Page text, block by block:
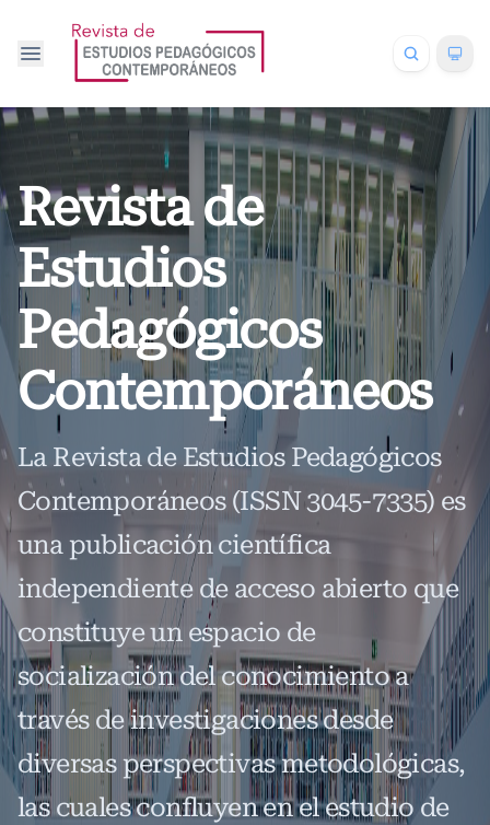
Revista de
Estudios
Pedagógicos
Contemporáneos
La Revista de Estudios Pedagógicos
Contemporáneos (ISSN 3045-7335) es
una publicación científica
independiente de acceso abierto que
constituye un espacio de
socialización del conocimiento a
través de investigaciones desde
diversas perspectivas metodológicas,
las cuales confluyen en el estudio de